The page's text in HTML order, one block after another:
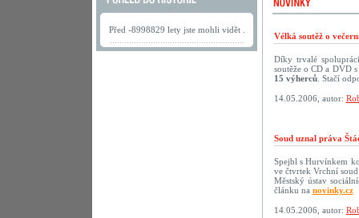
Před -8998829 lety jste mohli vidět .
Vélká soutěž o
Díky trvalé
soutěže o CD a DVD
15 výherců. Stačí
14.05.2006, autor:
Soud uznal práva
Spejbl s Hurvínkem
ve čtvrtek Vrchní
Městský ústav
článku na novinky.cz
14.05.2006, autor: